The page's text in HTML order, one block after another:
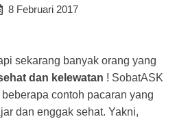
8 Februari 2017
sekarang banyak orang yang
dan kelewatan ! SobatASK
contoh pacaran yang
dan enggak sehat. Yakni,